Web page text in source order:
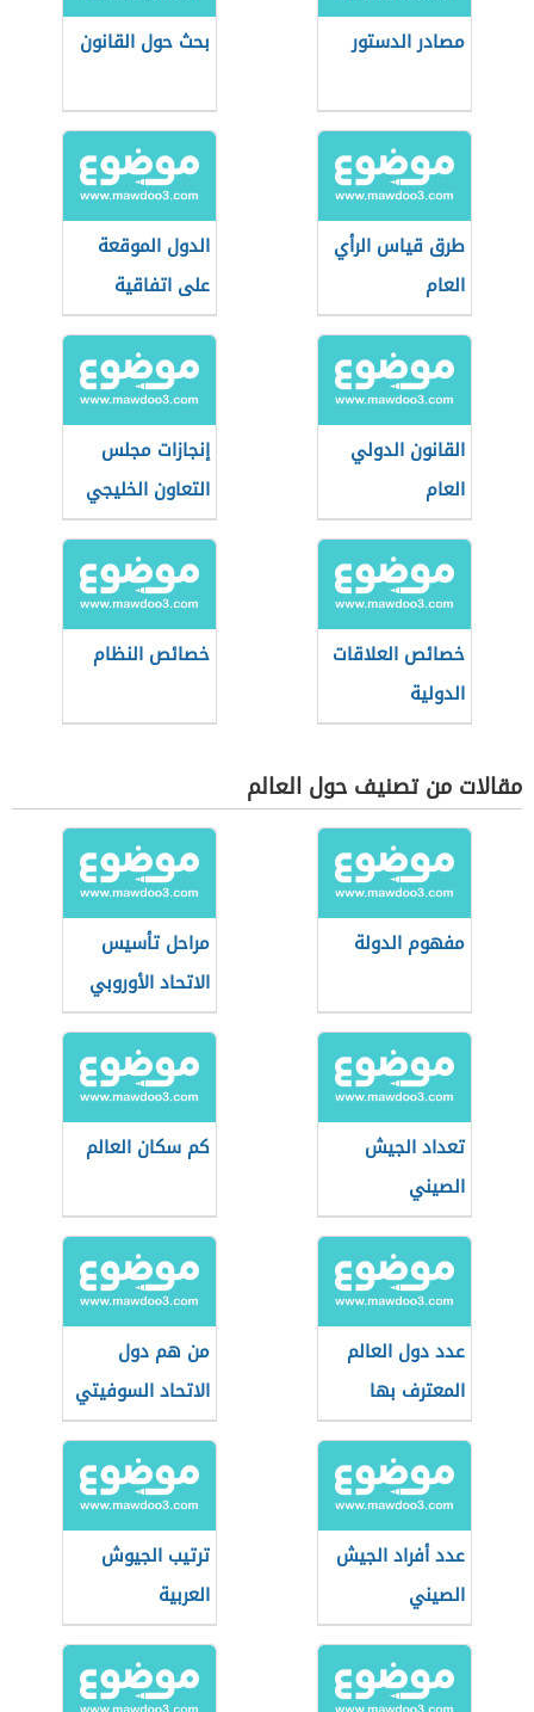
مصادر الدستور بحث حول القانون
طرق قياس الرأي
العام
الدول الموقعة
على اتفاقية
سيداو
القانون الدولي
العام
إنجازات مجلس
التعاون الخليجي
خصائص العلاقات
الدولية
خصائص النظام
مقالات من تصنيف حول العالم
مفهوم الدولة
مراحل تأسيس
الاتحاد الأوروبي
تعداد الجيش
الصيني
كم سكان العالم
عدد دول العالم
المعترف بها
من هم دول
الاتحاد السوفيتي
عدد أفراد الجيش
الصيني
ترتيب الجيوش
العربية